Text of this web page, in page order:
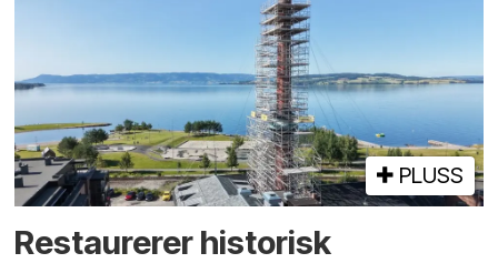
PLUSS
Restaurerer historisk